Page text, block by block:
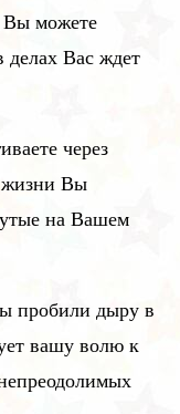
Вы можете
делах Вас ждет
через
жизни Вы
на Вашем
пробили дыру в
вашу волю к